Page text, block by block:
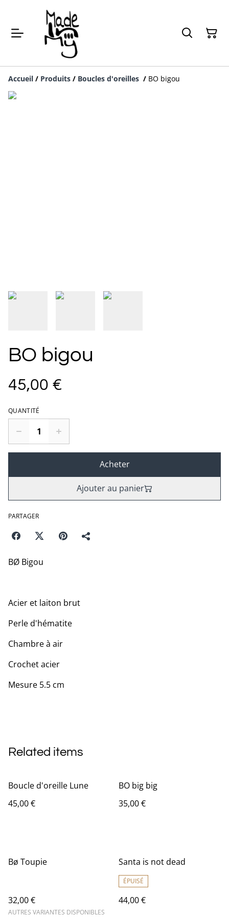
Accueil / Produits / Boucles d'oreilles / BO bigou
BO bigou
45,00 €
QUANTITÉ
Acheter
Ajouter au panier
PARTAGER
BØ Bigou
Acier et laiton brut
Perle d'hématite
Chambre à air
Crochet acier
Mesure 5.5 cm
Related items
Boucle d'oreille Lune
45,00 €
BO big big
35,00 €
Bø Toupie
32,00 €
AUTRES VARIANTES DISPONIBLES
Santa is not dead
ÉPUISÉ
44,00 €